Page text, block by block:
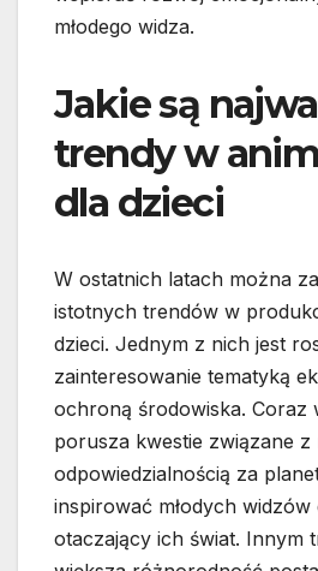
młodego widza.
Jakie są
trendy w
dla dzieci
W ostatnich latach można
istotnych trendów w
dzieci. Jednym z nich jest
zainteresowanie tematyką
ochroną środowiska. Coraz
porusza kwestie związane
odpowiedzialnością za
inspirować młodych widzów
otaczający ich świat. Innym